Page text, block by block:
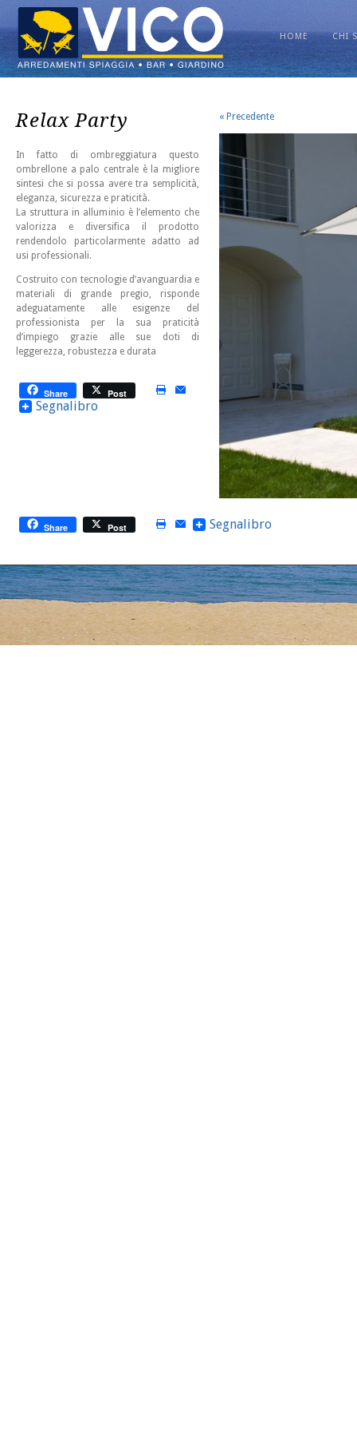
HOME CHI
Relax Party
In fatto di ombreggiatura questo
ombrellone a palo centrale è la migliore
sintesi che si possa avere tra semplicità,
eleganza, sicurezza e praticità.
La struttura in alluminio è l’elemento che
valorizza e diversifica il prodotto
rendendolo particolarmente adatto ad
usi professionali.
Costruito con tecnologie d’avanguardia e
materiali di grande pregio, risponde
adeguatamente alle esigenze del
professionista per la sua praticità
d’impiego grazie alle sue doti di
leggerezza, robustezza e durata
Share Post
Segnalibro
« Precedente
Share Post Segnalibro